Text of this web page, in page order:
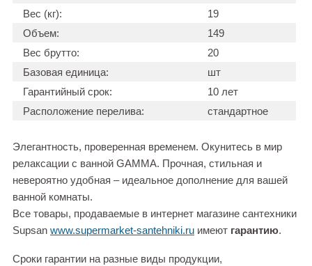
Вес (кг):
19
Объем:
149
Вес брутто:
20
Базовая единица:
шт
Гарантийный срок:
10 лет
Расположение перелива:
стандартное
Элегантность, проверенная временем. Окунитесь в мир
релаксации с ванной GAMMA. Прочная, стильная и
невероятно удобная – идеальное дополнение для вашей
ванной комнаты.
Все товары, продаваемые в интернет магазине сантехники
Supsan www.supermarket-santehniki.ru имеют гарантию.
Сроки гарантии на разные виды продукции,